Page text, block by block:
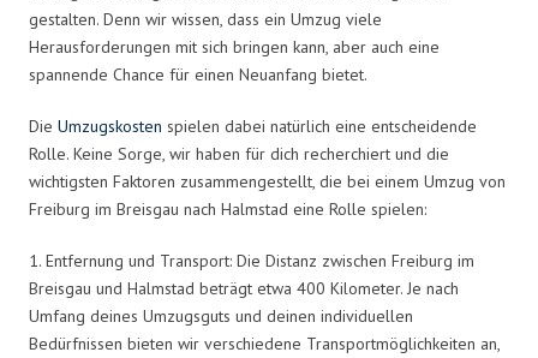
gestalten. Denn wir wissen, dass ein Umzug viele
Herausforderungen mit sich bringen kann, aber auch eine
spannende Chance für einen Neuanfang bietet.
Die Umzugskosten spielen dabei natürlich eine entscheidende
Rolle. Keine Sorge, wir haben für dich recherchiert und die
wichtigsten Faktoren zusammengestellt, die bei einem Umzug von
Freiburg im Breisgau nach Halmstad eine Rolle spielen:
1. Entfernung und Transport: Die Distanz zwischen Freiburg im
Breisgau und Halmstad beträgt etwa 400 Kilometer. Je nach
Umfang deines Umzugsguts und deinen individuellen
Bedürfnissen bieten wir verschiedene Transportmöglichkeiten an,